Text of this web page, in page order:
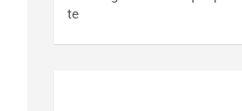
te